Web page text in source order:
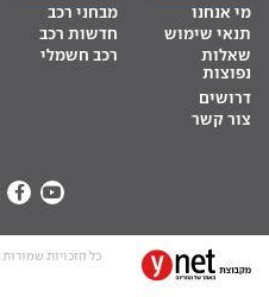
מי אנחנו
תנאי שימוש
שאלות
נפוצות
דרושים
צור קשר
מבחני רכב
חדשות רכב
רכב חשמלי
כל הזכויות שמורות אי-